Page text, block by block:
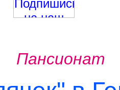
Пансионат